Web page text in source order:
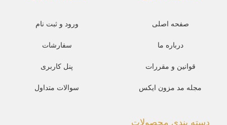
صفحه اصلی
درباره ما
قوانین و مقررات
مجله مد مزون ایکس
ورود و ثبت نام
سفارشات
پنل کاربری
سوالات متداول
دسته بندی محصولات